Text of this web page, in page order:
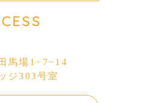
馬場1−7−14
ジ303号室